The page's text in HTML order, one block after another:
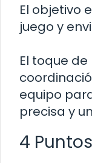
El objetivo
juego y
El toque
equipo
precisa y
4